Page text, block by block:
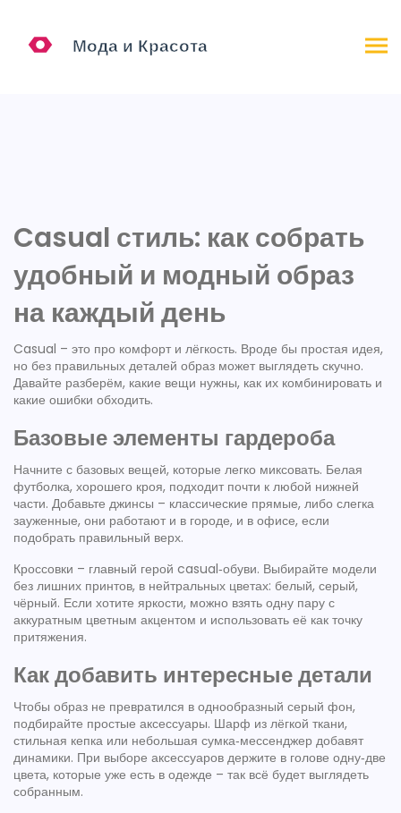
Casual стиль: как собрать
удобный и модный образ
на каждый день
Casual – это про комфорт и лёгкость. Вроде бы простая идея,
но без правильных деталей образ может выглядеть скучно.
Давайте разберём, какие вещи нужны, как их комбинировать и
какие ошибки обходить.
Базовые элементы гардероба
Начните с базовых вещей, которые легко миксовать. Белая
футболка, хорошего кроя, подходит почти к любой нижней
части. Добавьте джинсы – классические прямые, либо слегка
зауженные, они работают и в городе, и в офисе, если
подобрать правильный верх.
Кроссовки – главный герой casual‑обуви. Выбирайте модели
без лишних принтов, в нейтральных цветах: белый, серый,
чёрный. Если хотите яркости, можно взять одну пару с
аккуратным цветным акцентом и использовать её как точку
притяжения.
Как добавить интересные детали
Чтобы образ не превратился в однообразный серый фон,
подбирайте простые аксессуары. Шарф из лёгкой ткани,
стильная кепка или небольшая сумка‑мессенджер добавят
динамики. При выборе аксессуаров держите в голове одну‑две
цвета, которые уже есть в одежде – так всё будет выглядеть
собранным.